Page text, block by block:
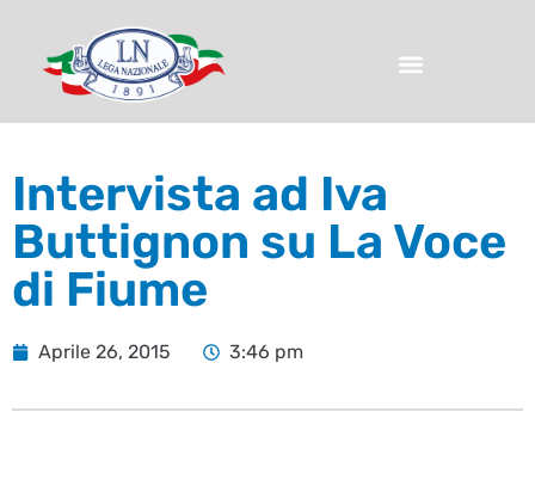
Intervista ad Iva
Buttignon su La Voce
di Fiume
Aprile 26, 2015 3:46 pm